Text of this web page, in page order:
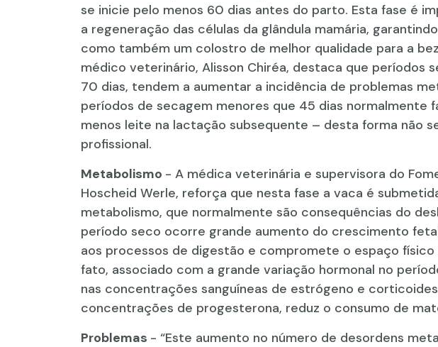
se inicie pelo menos 60 dias antes do parto. Esta fase é
a regeneração das células da glândula mamária,
como também um colostro de melhor qualidade para a
médico veterinário, Alisson Chiréa, destaca que períodos
70 dias, tendem a aumentar a incidência de problemas
períodos de secagem menores que 45 dias normalmente
menos leite na lactação subsequente – desta forma não
profissional.
Metabolismo - A médica veterinária e supervisora do
Hoscheid Werle, reforça que nesta fase a vaca é
metabolismo, que normalmente são consequências do
período seco ocorre grande aumento do crescimento
aos processos de digestão e compromete o espaço
fato, associado com a grande variação hormonal no
nas concentrações sanguíneas de estrógeno e
concentrações de progesterona, reduz o consumo de
Problemas - “Este aumento no número de desordens